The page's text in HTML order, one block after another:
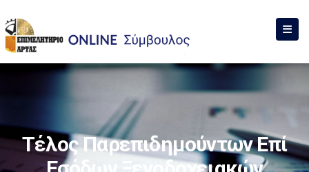
Τέλος Παρεπιδημούντων Επί